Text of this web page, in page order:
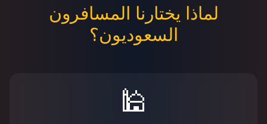
لماذا يختارنا المسافرون
السعوديون؟
🕌